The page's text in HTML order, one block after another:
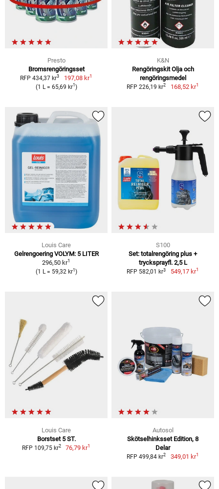
Presto
Bromsrengöringsset
RFP 434,37 kr3 197,08 kr1
(1 L = 65,69 kr1 )
K&N
Rengöringskit Olja och
rengöringsmedel
RFP 226,19 kr2 168,52 kr1
Louis Care
Gelrengoering VOLYM: 5 LITER
296,50 kr1
(1 L = 59,32 kr1 )
S100
Set: totalrengöring plus +
trycksprayfl. 2,5 L
RFP 582,01 kr3 549,17 kr1
Louis Care
Borstset 5 ST.
RFP 109,75 kr2 76,79 kr1
Autosol
Skötselhinksset Edition, 8
Delar
RFP 499,84 kr2 349,01 kr1